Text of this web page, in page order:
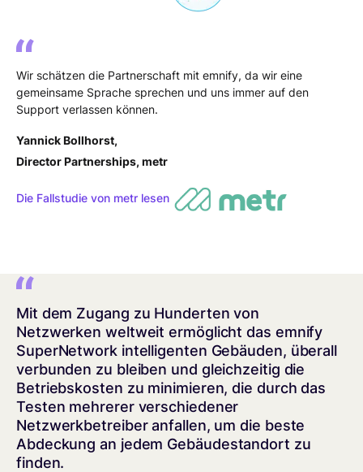
Wir schätzen die Partnerschaft mit emnify, da wir eine
gemeinsame Sprache sprechen und uns immer auf den
Support verlassen können.
Yannick Bollhorst,
Director Partnerships, metr
Die Fallstudie von metr lesen
Mit dem Zugang zu Hunderten von
Netzwerken weltweit ermöglicht das emnify
SuperNetwork intelligenten Gebäuden, überall
verbunden zu bleiben und gleichzeitig die
Betriebskosten zu minimieren, die durch das
Testen mehrerer verschiedener
Netzwerkbetreiber anfallen, um die beste
Abdeckung an jedem Gebäudestandort zu
finden.